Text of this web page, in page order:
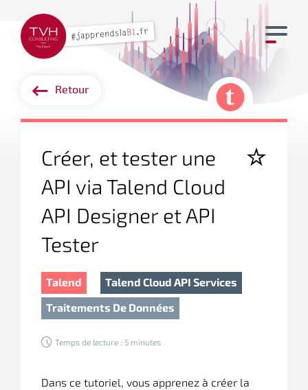
Retour
Créer, et tester une
API via Talend Cloud
API Designer et API
Tester
Talend
Talend Cloud API Services
Traitements De Données
Temps de lecture : 5 minutes
Dans ce tutoriel, vous apprenez à créer la